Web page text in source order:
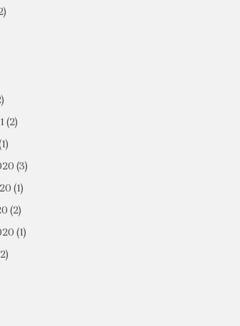
(2)
(3)
(1)
(2)
(1)